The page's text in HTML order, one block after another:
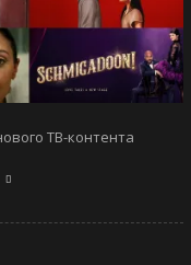
ТВ-контента